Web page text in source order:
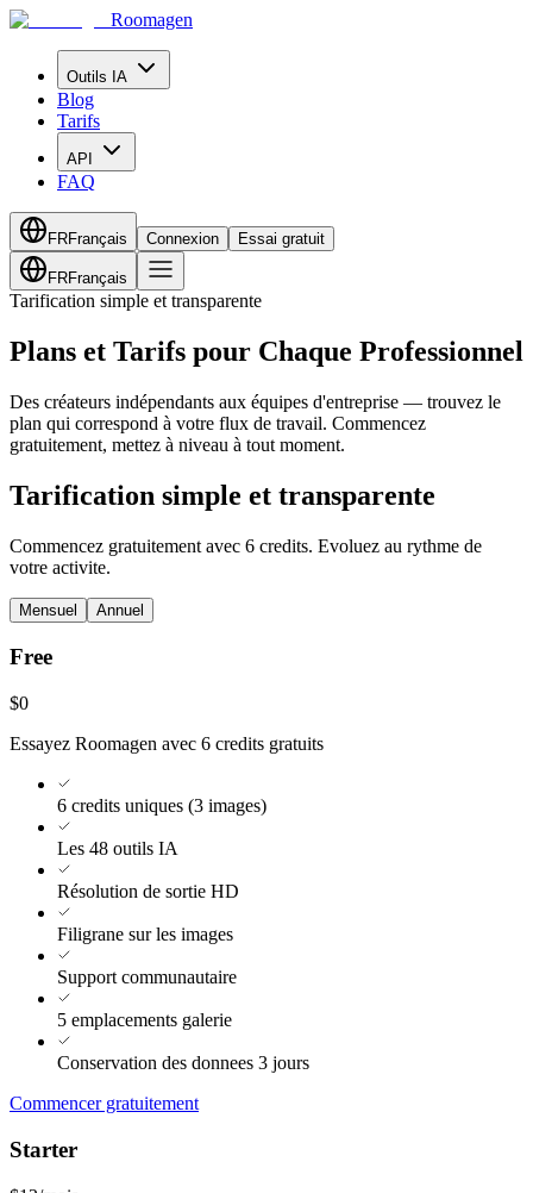
Roomagen
Outils IA
Blog
Tarifs
API
FAQ
FRFrançais Connexion Essai gratuit
FRFrançais
Tarification simple et transparente
Plans et Tarifs pour Chaque Professionnel
Des créateurs indépendants aux équipes d'entreprise — trouvez le
plan qui correspond à votre flux de travail. Commencez
gratuitement, mettez à niveau à tout moment.
Tarification simple et transparente
Commencez gratuitement avec 6 credits. Evoluez au rythme de
votre activite.
Mensuel Annuel
Free
$0
Essayez Roomagen avec 6 credits gratuits
6 credits uniques (3 images)
Les 48 outils IA
Résolution de sortie HD
Filigrane sur les images
Support communautaire
5 emplacements galerie
Conservation des donnees 3 jours
Commencer gratuitement
Starter